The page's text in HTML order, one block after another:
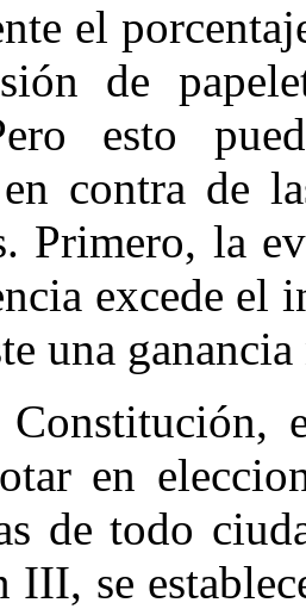
el
de
esto
en contra de
Primero, la
excede el
una
en
de todo
III, se